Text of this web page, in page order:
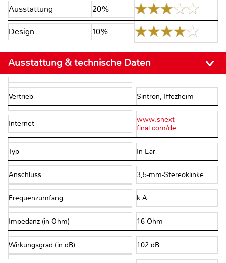
Ausstattung 20%
Design 10%
Ausstattung & technische Daten
Vertrieb Sintron, Iffezheim
Internet
www.snext-
final.com/de
Typ In-Ear
Anschluss 3,5-mm-Stereoklinke
Frequenzumfang k.A.
Impedanz (in Ohm) 16 Ohm
Wirkungsgrad (in dB) 102 dB